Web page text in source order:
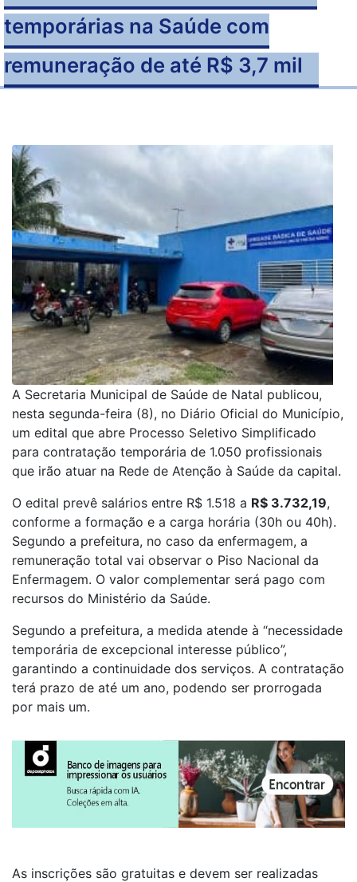
temporárias na Saúde com
remuneração de até R$ 3,7 mil
A Secretaria Municipal de Saúde de Natal publicou,
nesta segunda-feira (8), no Diário Oficial do Município,
um edital que abre Processo Seletivo Simplificado
para contratação temporária de 1.050 profissionais
que irão atuar na Rede de Atenção à Saúde da capital.
O edital prevê salários entre R$ 1.518 a R$ 3.732,19,
conforme a formação e a carga horária (30h ou 40h).
Segundo a prefeitura, no caso da enfermagem, a
remuneração total vai observar o Piso Nacional da
Enfermagem. O valor complementar será pago com
recursos do Ministério da Saúde.
Segundo a prefeitura, a medida atende à “necessidade
temporária de excepcional interesse público”,
garantindo a continuidade dos serviços. A contratação
terá prazo de até um ano, podendo ser prorrogada
por mais um.
As inscrições são gratuitas e devem ser realizadas